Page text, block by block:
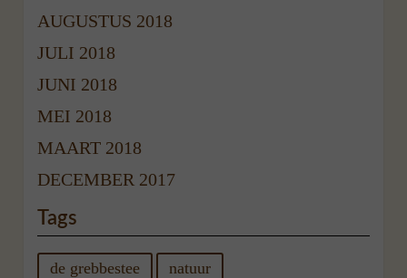
AUGUSTUS 2018
JULI 2018
JUNI 2018
MEI 2018
MAART 2018
DECEMBER 2017
Tags
de grebbestee natuur